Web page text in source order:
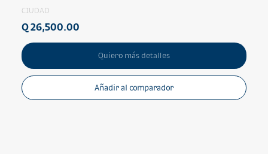
CIUDAD
Q 26,500.00
Quiero más detalles
Añadir al comparador